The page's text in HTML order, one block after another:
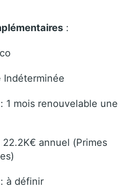
:
Indéterminée
1 mois renouvelable une
22.2K€ annuel (Primes
à définir